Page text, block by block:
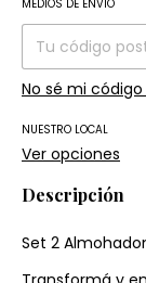
MEDIOS DE ENVÍO
No sé mi
NUESTRO LOCAL
Ver opciones
Descripción
Set 2